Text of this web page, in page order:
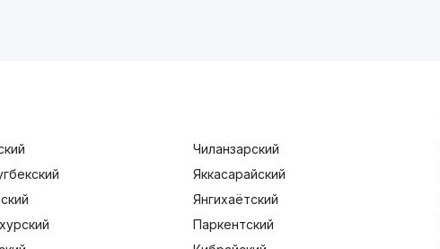
Чиланзарский
Яккасарайский
Янгихаётский
Паркентский